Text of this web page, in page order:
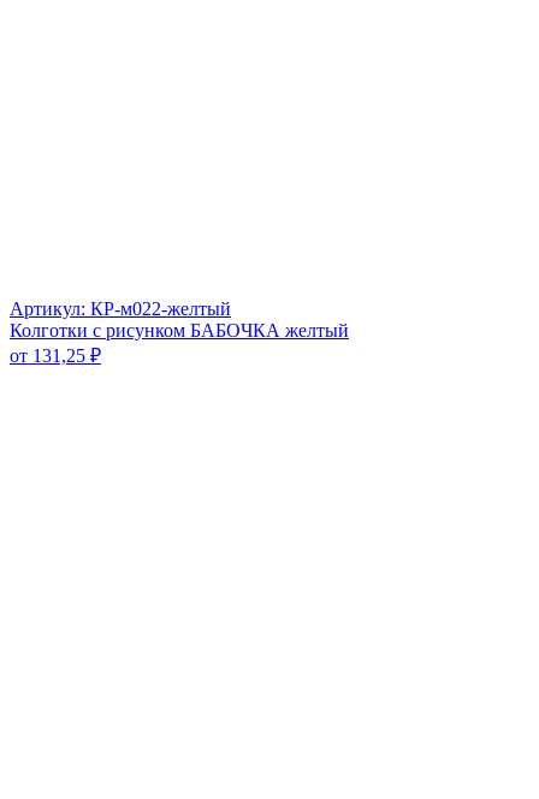
Артикул: КР-м022-желтый
Колготки с рисунком БАБОЧКА желтый
от 131,25 ₽